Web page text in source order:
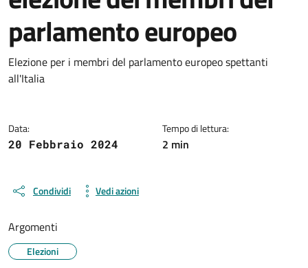
parlamento europeo
Dettagli del documento
Elezione per i membri del parlamento europeo spettanti
all'Italia
Data:
20 Febbraio 2024
Tempo di lettura:
2 min
Condividi Vedi azioni
Argomenti
Elezioni